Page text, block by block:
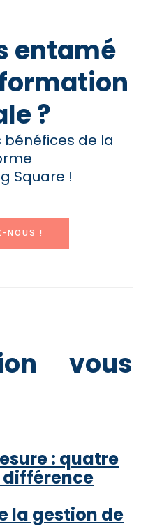
entamé
?
bénéfices de la
Square !
NOUS !
vous
: quatre
la gestion de